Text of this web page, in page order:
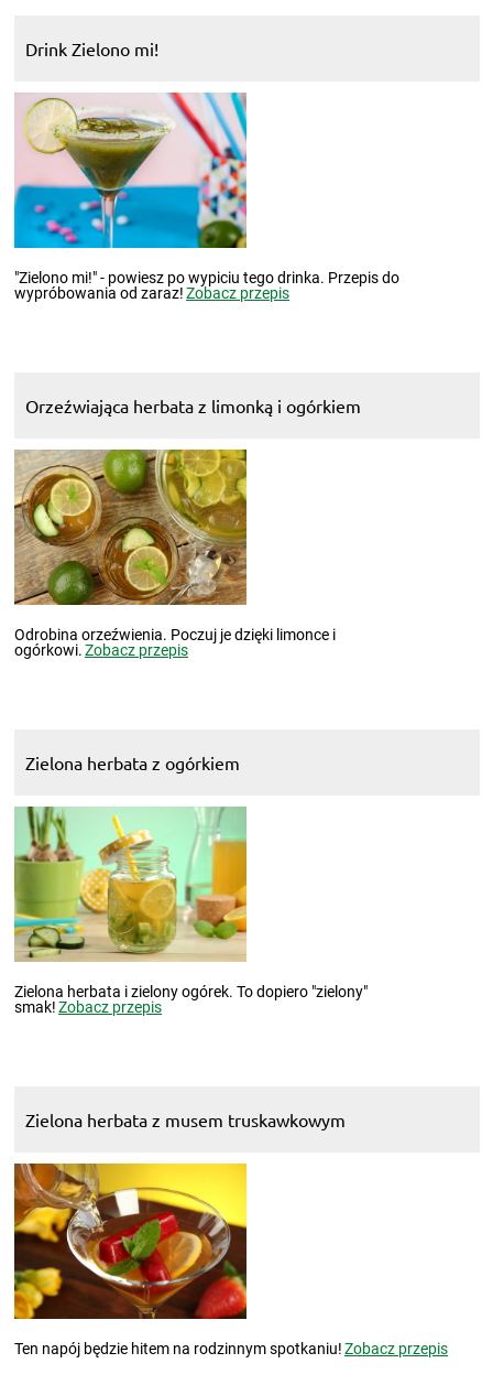
Drink Zielono mi!
"Zielono mi!" - powiesz po wypiciu tego drinka. Przepis do
wypróbowania od zaraz!Zobacz przepis
Orzeźwiająca herbata z limonką i ogórkiem
Odrobina orzeźwienia. Poczuj je dzięki limonce i
ogórkowi.Zobacz przepis
Zielona herbata z ogórkiem
Zielona herbata i zielony ogórek. To dopiero "zielony"
smak!Zobacz przepis
Zielona herbata z musem truskawkowym
Ten napój będzie hitem na rodzinnym spotkaniu!Zobacz przepis